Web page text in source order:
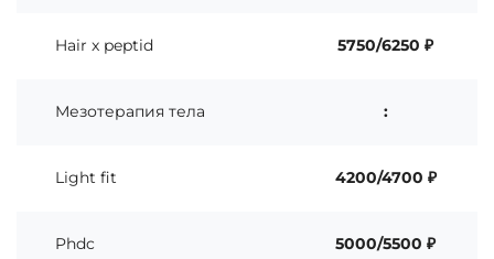
Hair x peptid 5750/6250 ₽
Мезотерапия тела :
Light fit 4200/4700 ₽
Phdc 5000/5500 ₽